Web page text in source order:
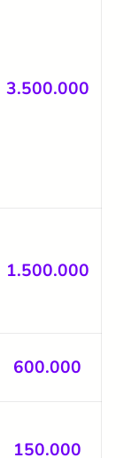
3.500.000
1.500.000
600.000
150.000